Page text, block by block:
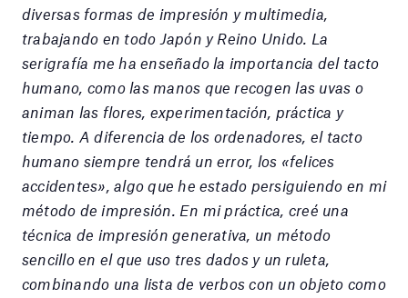
diversas formas de impresión y multimedia,
trabajando en todo Japón y Reino Unido. La
serigrafía me ha enseñado la importancia del tacto
humano, como las manos que recogen las uvas o
animan las flores, experimentación, práctica y
tiempo. A diferencia de los ordenadores, el tacto
humano siempre tendrá un error, los «felices
accidentes», algo que he estado persiguiendo en mi
método de impresión. En mi práctica, creé una
técnica de impresión generativa, un método
sencillo en el que uso tres dados y un ruleta,
combinando una lista de verbos con un objeto como